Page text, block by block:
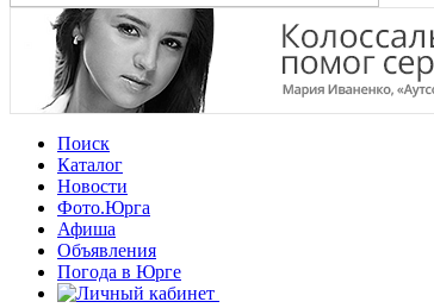
Поиск
Каталог
Новости
Фото.Юрга
Афиша
Объявления
Погода в Юрге